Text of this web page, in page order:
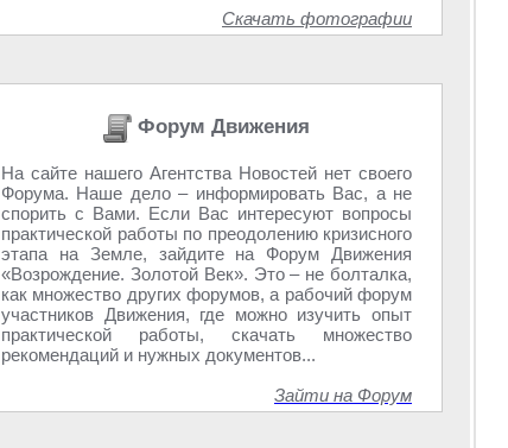
Скачать фотографии
Форум Движения
На сайте нашего Агентства Новостей нет своего
Форума. Наше дело – информировать Вас, а не
спорить с Вами. Если Вас интересуют вопросы
практической работы по преодолению кризисного
этапа на Земле, зайдите на Форум Движения
«Возрождение. Золотой Век». Это – не болталка,
как множество других форумов, а рабочий форум
участников Движения, где можно изучить опыт
практической работы, скачать множество
рекомендаций и нужных документов...
Зайти на Форум